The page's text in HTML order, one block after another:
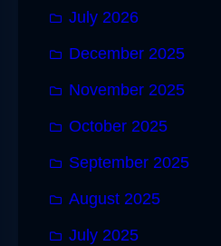
July 2026
December 2025
November 2025
October 2025
September 2025
August 2025
July 2025